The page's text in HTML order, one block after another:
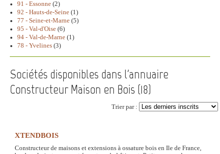
91 - Essonne (2)
92 - Hauts-de-Seine (1)
77 - Seine-et-Marne (5)
95 - Val-d'Oise (6)
94 - Val-de-Marne (1)
78 - Yvelines (3)
Sociétés disponibles dans l'annuaire
Constructeur Maison en Bois (18)
Trier par :
XTENDBOIS
Constructeur de maisons et extensions à ossature bois en Ile de France,